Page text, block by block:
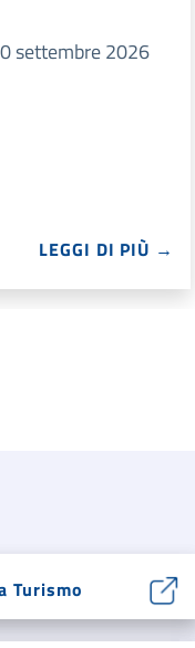
settembre 2026
LEGGI DI PIÙ →
Turismo